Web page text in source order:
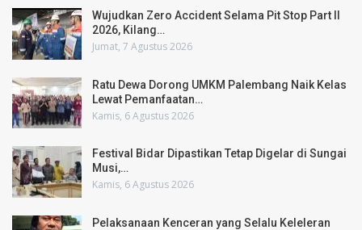
Wujudkan Zero Accident Selama Pit Stop Part II
2026, Kilang…
Jumat, 7 Agustus 2026
Ratu Dewa Dorong UMKM Palembang Naik Kelas
Lewat Pemanfaatan…
Kamis, 6 Agustus 2026
Festival Bidar Dipastikan Tetap Digelar di Sungai
Musi,…
Kamis, 6 Agustus 2026
Pelaksanaan Kenceran yang Selalu Keleleran